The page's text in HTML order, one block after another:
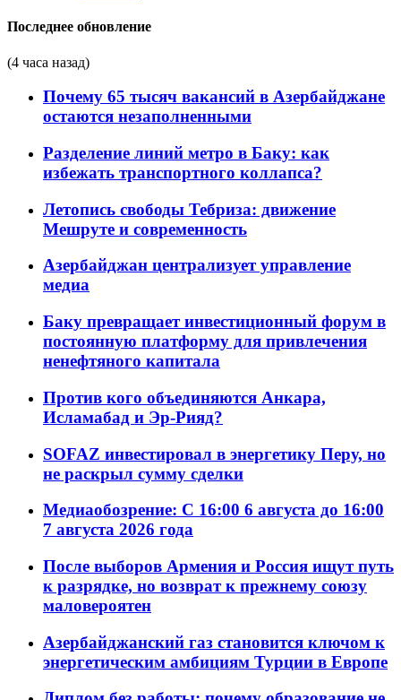
Последнее обновление
(4 часа назад)
Почему 65 тысяч вакансий в Азербайджане
остаются незаполненными
Разделение линий метро в Баку: как
избежать транспортного коллапса?
Летопись свободы Тебриза: движение
Мешруте и современность
Азербайджан централизует управление
медиа
Баку превращает инвестиционный форум в
постоянную платформу для привлечения
ненефтяного капитала
Против кого объединяются Анкара,
Исламабад и Эр-Рияд?
SOFAZ инвестировал в энергетику Перу, но
не раскрыл сумму сделки
Медиаобозрение: С 16:00 6 августа до 16:00
7 августа 2026 года
После выборов Армения и Россия ищут путь
к разрядке, но возврат к прежнему союзу
маловероятен
Азербайджанский газ становится ключом к
энергетическим амбициям Турции в Европе